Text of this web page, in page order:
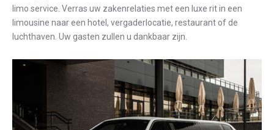
limo service. Verras uw zakenrelaties met een luxe rit in een
limousine naar een hotel, vergaderlocatie, restaurant of de
luchthaven. Uw gasten zullen u dankbaar zijn.